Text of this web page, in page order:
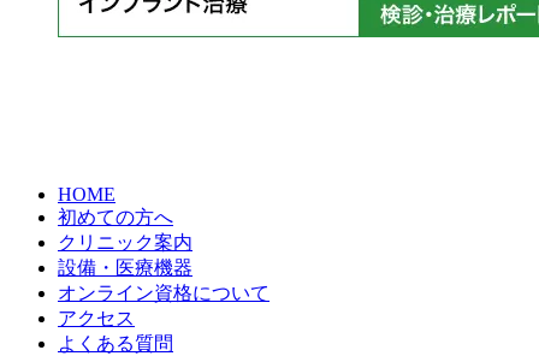
HOME
初めての方へ
クリニック案内
設備・医療機器
オンライン資格について
アクセス
よくある質問